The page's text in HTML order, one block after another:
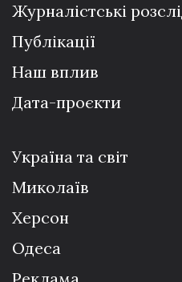
Журналістські
Публікації
Наш вплив
Дата-проєкти
Україна та світ
Миколаїв
Херсон
Одеса